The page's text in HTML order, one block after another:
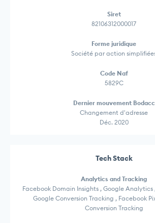
Siret
82106312000017
Forme juridique
Société par action
Code Naf
5829C
Dernier mouvement Bodacc
Changement d'adresse
Déc. 2020
Tech Stack
Analytics and Tracking
Facebook Domain Insights , Google Analytics
Google Conversion Tracking , Facebook
Conversion Tracking